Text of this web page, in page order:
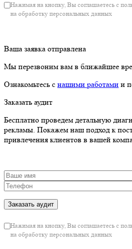
Нажимая на кнопку, Вы соглашаетесь с
на обработку персональных данных
Ваша заявка отправлена
Мы перезвоним вам в ближайшее
Ознакомьтесь с нашими работами и
Заказать аудит
Бесплатно проведем детальную
рекламы. Покажем наш подход к
привлечения клиентов в вашей
Нажимая на кнопку, Вы соглашаетесь с
на обработку персональных данных